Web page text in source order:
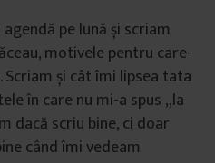
pe lună și scriam
motivele pentru care-
Scriam și cât îmi lipsea tata
în care nu mi-a spus „la
dacă scriu bine, ci doar
când îmi vedeam